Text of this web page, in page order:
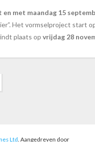
met maandag 15
Het vormselproject start
plaats op vrijdag 28
Ltd . Aangedreven door